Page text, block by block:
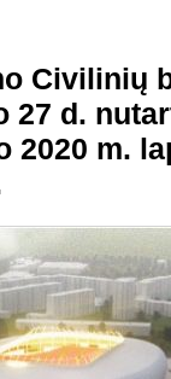
Civilinių
27 d.
2020 m.